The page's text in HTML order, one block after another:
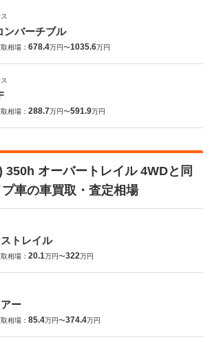
ンバーチブル
相場： 678.4万円〜1035.6万円
相場： 288.7万円〜591.9万円
350h オーバートレイル 4WDと同
車の車買取・査定相場
トレイル
相場： 20.1万円〜322万円
ー
相場： 85.4万円〜374.4万円